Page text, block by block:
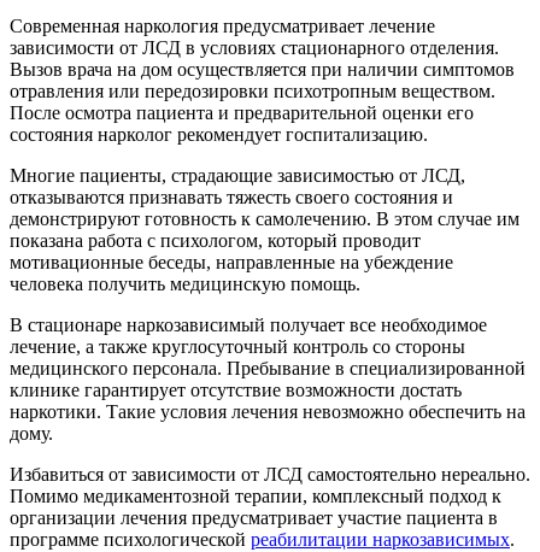
Современная наркология предусматривает лечение
зависимости от ЛСД в условиях стационарного отделения.
Вызов врача на дом осуществляется при наличии симптомов
отравления или передозировки психотропным веществом.
После осмотра пациента и предварительной оценки его
состояния нарколог рекомендует госпитализацию.
Многие пациенты, страдающие зависимостью от ЛСД,
отказываются признавать тяжесть своего состояния и
демонстрируют готовность к самолечению. В этом случае им
показана работа с психологом, который проводит
мотивационные беседы, направленные на убеждение
человека получить медицинскую помощь.
В стационаре наркозависимый получает все необходимое
лечение, а также круглосуточный контроль со стороны
медицинского персонала. Пребывание в специализированной
клинике гарантирует отсутствие возможности достать
наркотики. Такие условия лечения невозможно обеспечить на
дому.
Избавиться от зависимости от ЛСД самостоятельно нереально.
Помимо медикаментозной терапии, комплексный подход к
организации лечения предусматривает участие пациента в
программе психологической реабилитации наркозависимых.